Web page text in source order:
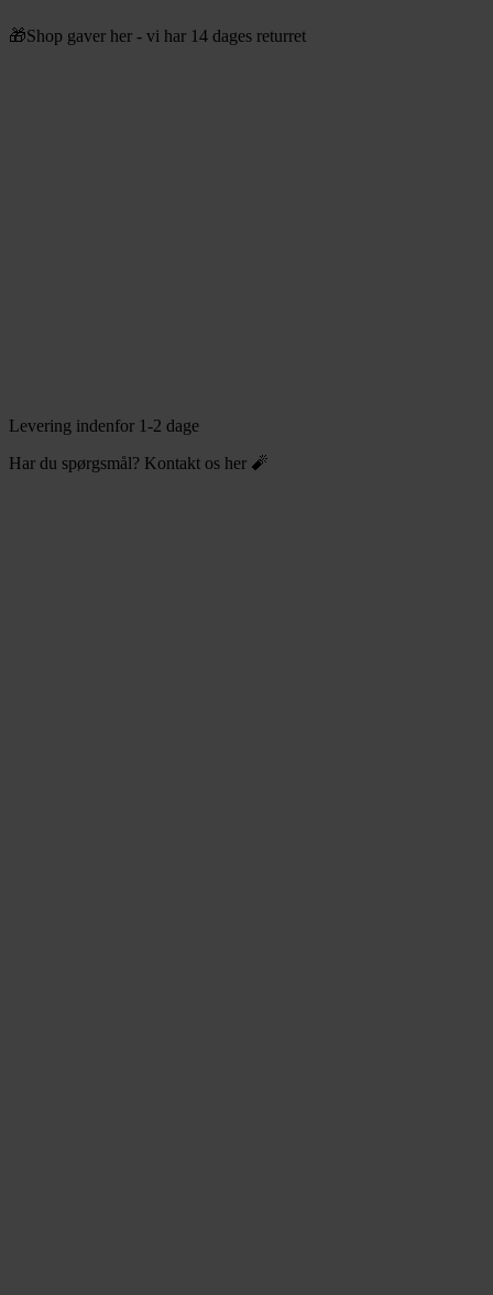
til
🎁Shop gaver her - vi har 14 dages returret
Levering indenfor 1-2 dage
Har du spørgsmål? Kontakt os her 🧨